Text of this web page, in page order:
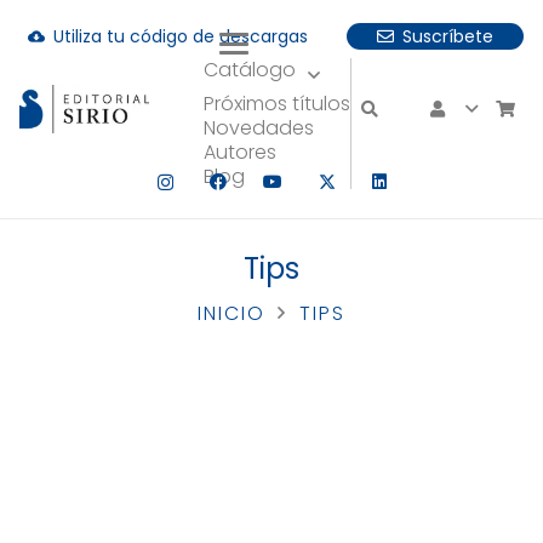
cloud_download Utiliza tu código de descargas Suscríbete
Catálogo
Próximos títulos
Novedades
Autores
Blog
hay resultados autocompletados, puedes utilizar las
Tips
INICIO TIPS